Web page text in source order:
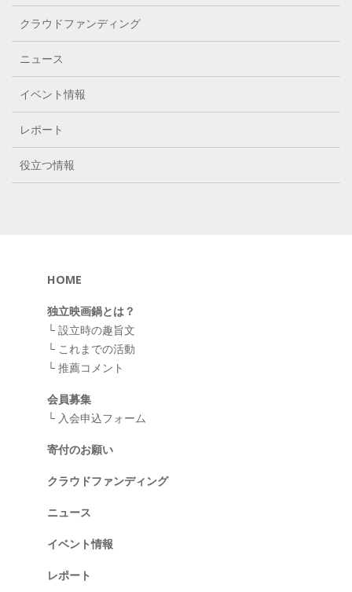
クラウドファンディング
ニュース
イベント情報
レポート
役立つ情報
HOME
独立映画鍋とは？
└ 設立時の趣旨文
└ これまでの活動
└ 推薦コメント
会員募集
└ 入会申込フォーム
寄付のお願い
クラウドファンディング
ニュース
イベント情報
レポート